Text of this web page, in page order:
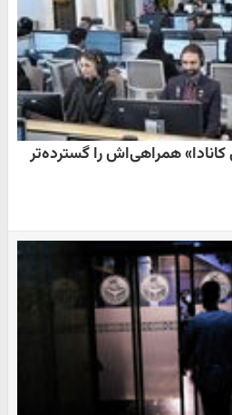
کانادا» همراهی‌اش را گسترده‌تر